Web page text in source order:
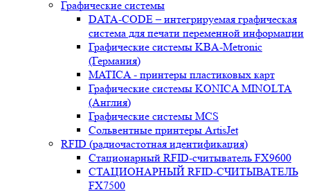
Графические системы
DATA-CODE – интегрируемая графическая
система для печати переменной информации
Графические системы KBA-Metronic
(Германия)
MATICA - принтеры пластиковых карт
Графические системы KONICA MINOLTA
(Англия)
Графические системы MCS
Сольвентные принтеры ArtisJet
RFID (радиочастотная идентификация)
Стационарный RFID-считыватель FX9600
СТАЦИОНАРНЫЙ RFID-СЧИТЫВАТЕЛЬ
FX7500